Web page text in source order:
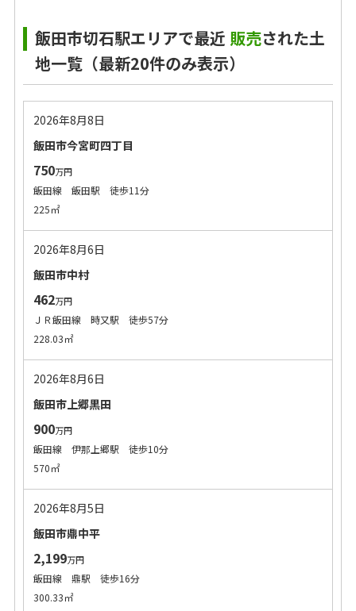
飯田市切石駅エリアで最近 販売された土
地一覧（最新20件のみ表示）
2026年8月8日
飯田市今宮町四丁目
750万円
飯田線 飯田駅 徒歩11分
225㎡
2026年8月6日
飯田市中村
462万円
ＪＲ飯田線 時又駅 徒歩57分
228.03㎡
2026年8月6日
飯田市上郷黒田
900万円
飯田線 伊那上郷駅 徒歩10分
570㎡
2026年8月5日
飯田市鼎中平
2,199万円
飯田線 鼎駅 徒歩16分
300.33㎡